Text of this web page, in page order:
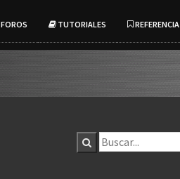
FOROS TUTORIALES REFERENCIA